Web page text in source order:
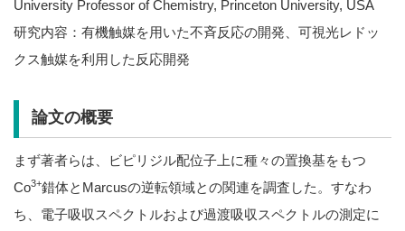
University Professor of Chemistry, Princeton University, USA
研究内容：有機触媒を用いた不斉反応の開発、可視光レドッ
クス触媒を利用した反応開発
論文の概要
まず著者らは、ビピリジル配位子上に種々の置換基をもつ
Co3+錯体とMarcusの逆転領域との関連を調査した。すなわ
ち、電子吸収スペクトルおよび過渡吸収スペクトルの測定に